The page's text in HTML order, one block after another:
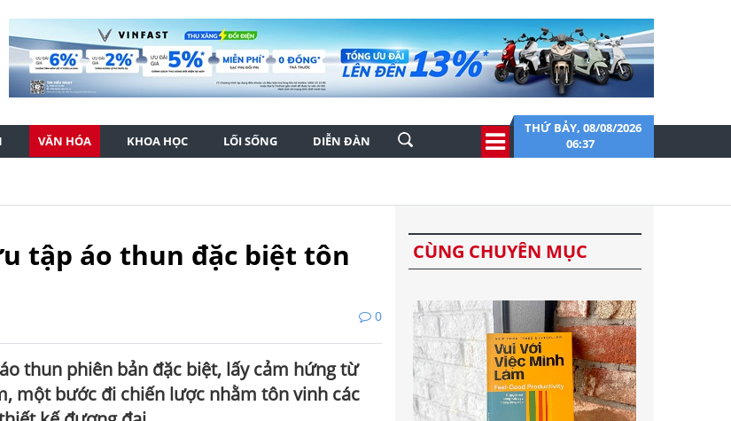
VĂN HÓA KHOA HỌC LỐI SỐNG DIỄN ĐÀN
THỨ BẢY, 08/08/2026
06:37
tập áo thun đặc biệt tôn
0
thun phiên bản đặc biệt, lấy cảm hứng từ
một bước đi chiến lược nhằm tôn vinh các
CÙNG CHUYÊN MỤC